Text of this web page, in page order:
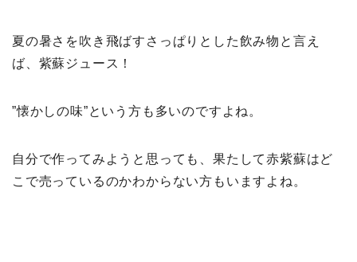
夏の暑さを吹き飛ばすさっぱりとした飲み物と言え
ば、紫蘇ジュース！
”懐かしの味”という方も多いのですよね。
自分で作ってみようと思っても、果たして赤紫蘇はど
こで売っているのかわからない方もいますよね。